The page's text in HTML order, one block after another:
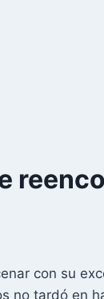
con su
no tardó en